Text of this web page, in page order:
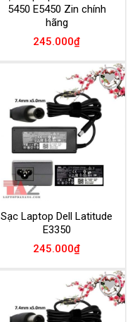
5450 E5450 Zin chính
hãng
245.000₫
Add to
Wishlist
Sạc Laptop Dell Latitude
E3350
245.000₫
Add to
Wishlist